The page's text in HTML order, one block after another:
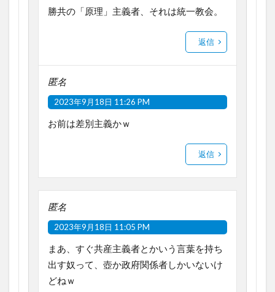
勝共の「原理」主義者、それは統一教会。
返信
匿名
2023年9月18日 11:26 PM
お前は差別主義かｗ
返信
匿名
2023年9月18日 11:05 PM
まあ、すぐ共産主義者とかいう言葉を持ち
出す奴って、壺か政府関係者しかいないけ
どねｗ